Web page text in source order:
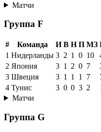
Матчи
Группа F
# Команда И В Н П МЗ
1 Нидерланды 3 2 1 0 10
2 Япония 3 1 2 0 7
3 Швеция 3 1 1 1 7
4 Тунис 3 0 0 3 2
Матчи
Группа G